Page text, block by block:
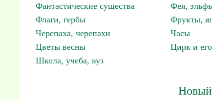
Фантастические существа
Фея,
Флаги, гербы
Фрукты,
Черепаха, черепахи
Часы
Цветы весны
Цирк и
Школа, учеба, вуз
Новый